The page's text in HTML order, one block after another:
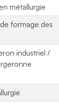
métallurgie
formage des
industriel /